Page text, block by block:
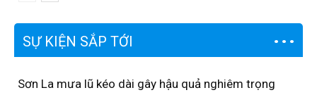
SỰ KIỆN SẮP TỚI
Sơn La mưa lũ kéo dài gây hậu quả nghiêm trọng